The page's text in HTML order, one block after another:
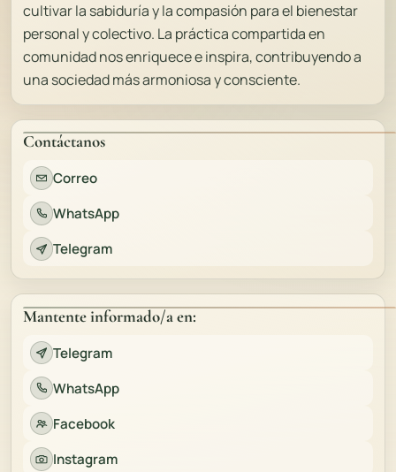
cultivar la sabiduría y la compasión para el bienestar
personal y colectivo. La práctica compartida en
comunidad nos enriquece e inspira, contribuyendo a
una sociedad más armoniosa y consciente.
Contáctanos
Correo
WhatsApp
Telegram
Mantente informado/a en:
Telegram
WhatsApp
Facebook
Instagram